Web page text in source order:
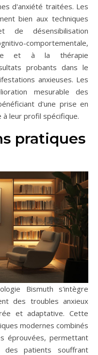
d'anxiété traitées. Les
bien aux techniques
de désensibilisation
comportementale,
et à la thérapie
probants dans le
anxieuses. Les
mesurable des
d'une prise en
leur profil spécifique.
pratiques
Bismuth s'intègre
des troubles anxieux
et adaptative. Cette
modernes combinés
éprouvées, permettant
patients souffrant